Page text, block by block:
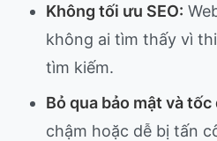
Không tối ưu SEO:
không ai tìm thấy vì
tìm kiếm.
Bỏ qua bảo mật và tốc
chậm hoặc dễ bị tấn